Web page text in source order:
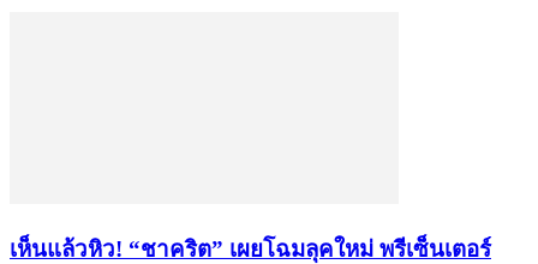
เห็นแล้วหิว! “ชาคริต” เผยโฉมลุคใหม่ พรีเซ็นเตอร์